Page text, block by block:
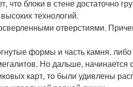
что блоки в стене достаточно
технологий.
отверстиями.
формы и часть камня,
Но дальше, начинается
карт, то были удивлены